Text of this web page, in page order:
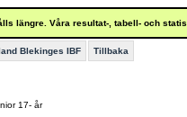
längre. Våra resultat-, tabell- och
Blekinges IBF Tillbaka
17- år